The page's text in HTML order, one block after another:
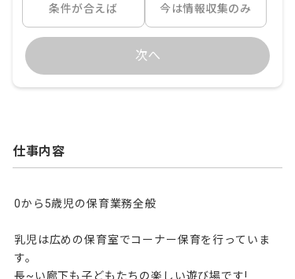
条件が合えば 今は情報収集のみ
次へ
仕事内容
0から5歳児の保育業務全般
乳児は広めの保育室でコーナー保育を行っていま
す。
長~い廊下も子どもたちの楽しい遊び場です!